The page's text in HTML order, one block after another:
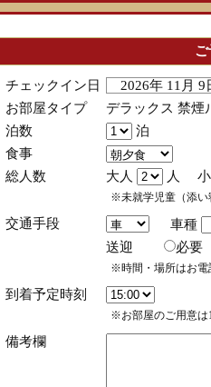
チェックイン日
2026年 11月
お部屋タイプ
デラックス 禁煙
泊数
泊
食事
総人数
大人 人 小
※未就学児童（添い
交通手段
車種
送迎
必
※時間・場所はお電
到着予定時刻
※お部屋のご用意は
備考欄